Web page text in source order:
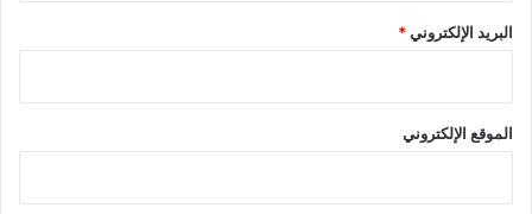
البريد الإلكتروني*
الموقع الإلكتروني